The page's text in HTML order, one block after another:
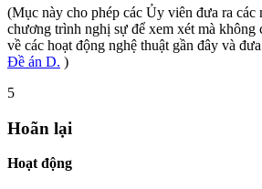
(Mục này cho phép các Ủy viên đưa ra các
chương trình nghị sự để xem xét mà không
về các hoạt động nghệ thuật gần đây và
Đề án D. )
5
Hoãn lại
Hoạt động